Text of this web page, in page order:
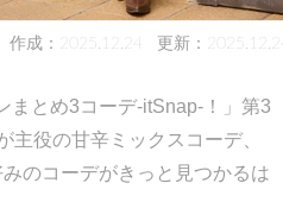
作成：2025.12.24 更新：2025.12.24
まとめ3コーデ-itSnap-！」第3
役の甘辛ミックスコーデ、
のコーデがきっと見つかるは